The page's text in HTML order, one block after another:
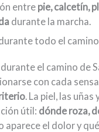
entre pie, calcetín,
durante la marcha.
todo el
el camino de
con cada
. La piel, las uñas
útil: dónde roza,
aparece el dolor y